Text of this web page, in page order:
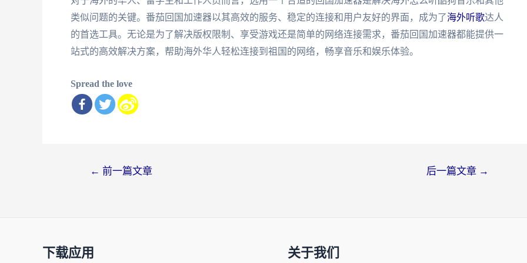
类似问题的关键。番茄回国加速器以其高效的服务、稳定的连接和用户友好的界面，成为了海外听歌达人
的首选工具。无论是为了解决版权限制、享受游戏还是简单的网络连接需求，番茄回国加速器都能提供一
站式的高效解决方案，帮助海外华人轻松连接到祖国的网络，畅享音乐和娱乐体验。
Spread the love
← 前一篇文章 后一篇文章 →
下载应用 关于我们